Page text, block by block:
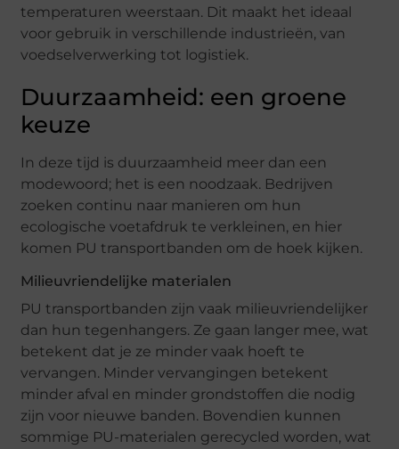
temperaturen weerstaan. Dit maakt het ideaal
voor gebruik in verschillende industrieën, van
voedselverwerking tot logistiek.
Duurzaamheid: een groene
keuze
In deze tijd is duurzaamheid meer dan een
modewoord; het is een noodzaak. Bedrijven
zoeken continu naar manieren om hun
ecologische voetafdruk te verkleinen, en hier
komen PU transportbanden om de hoek kijken.
Milieuvriendelijke materialen
PU transportbanden zijn vaak milieuvriendelijker
dan hun tegenhangers. Ze gaan langer mee, wat
betekent dat je ze minder vaak hoeft te
vervangen. Minder vervangingen betekent
minder afval en minder grondstoffen die nodig
zijn voor nieuwe banden. Bovendien kunnen
sommige PU-materialen gerecycled worden, wat